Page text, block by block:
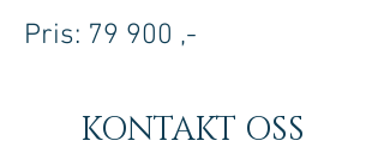
Pris: 79 900 ,-
KONTAKT OSS